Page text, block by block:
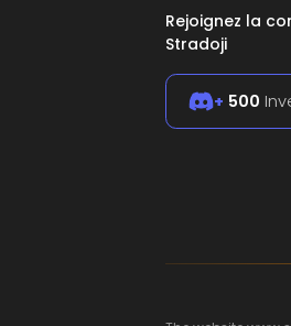
Rejoignez la
Stradoji
+ 500